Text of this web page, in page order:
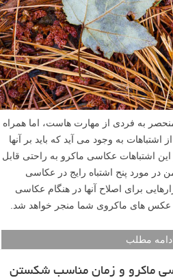
به فردی از مهارت هاست، اما همراه
به وجود می آید که باید بر آنها
این اشتباهات عکاسی ماکرو به راحتی قابل
در مورد پنح اشتباه رایج در عکاسی
برای اصلاح آنها در هنگام عکاسی
عکس های ماکروی شما منجر خواهد شد.
ادامه مطلب
عکاسی ماکرو و زمان مناسب شکستن